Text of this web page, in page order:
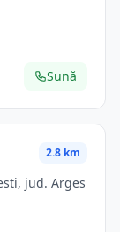
Sună
2.8 km
jud. Arges